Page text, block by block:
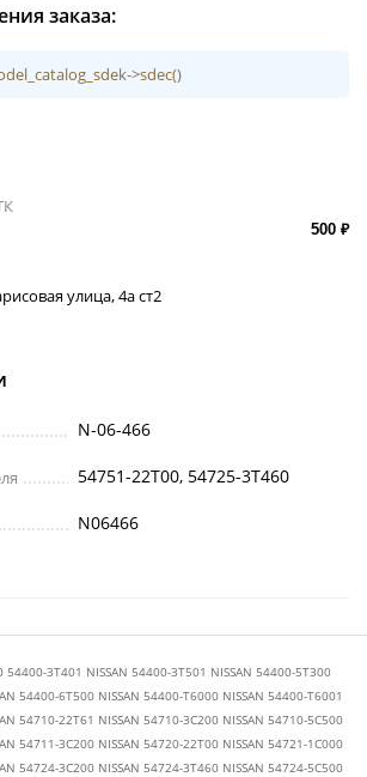
заказа:
>sdec()
500 ₽
улица, 4а ст2
N-06-466
54751-22T00, 54725-3T460
N06466
3T401 NISSAN 54400-3T501 NISSAN 54400-5T300
54400-6T500 NISSAN 54400-T6000 NISSAN 54400-T6001
54710-22T61 NISSAN 54710-3C200 NISSAN 54710-5C500
54711-3C200 NISSAN 54720-22T00 NISSAN 54721-1C000
54724-3C200 NISSAN 54724-3T460 NISSAN 54724-5C500